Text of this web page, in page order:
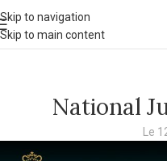
Skip to navigation
Skip to main content
National
Le